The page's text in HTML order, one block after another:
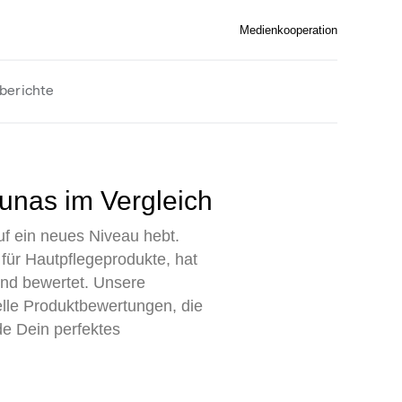
Medienkooperation
im Vergleich
ein neues Niveau hebt.
Hautpflegeprodukte, hat
bewertet. Unsere
Produktbewertungen, die
Dein perfektes